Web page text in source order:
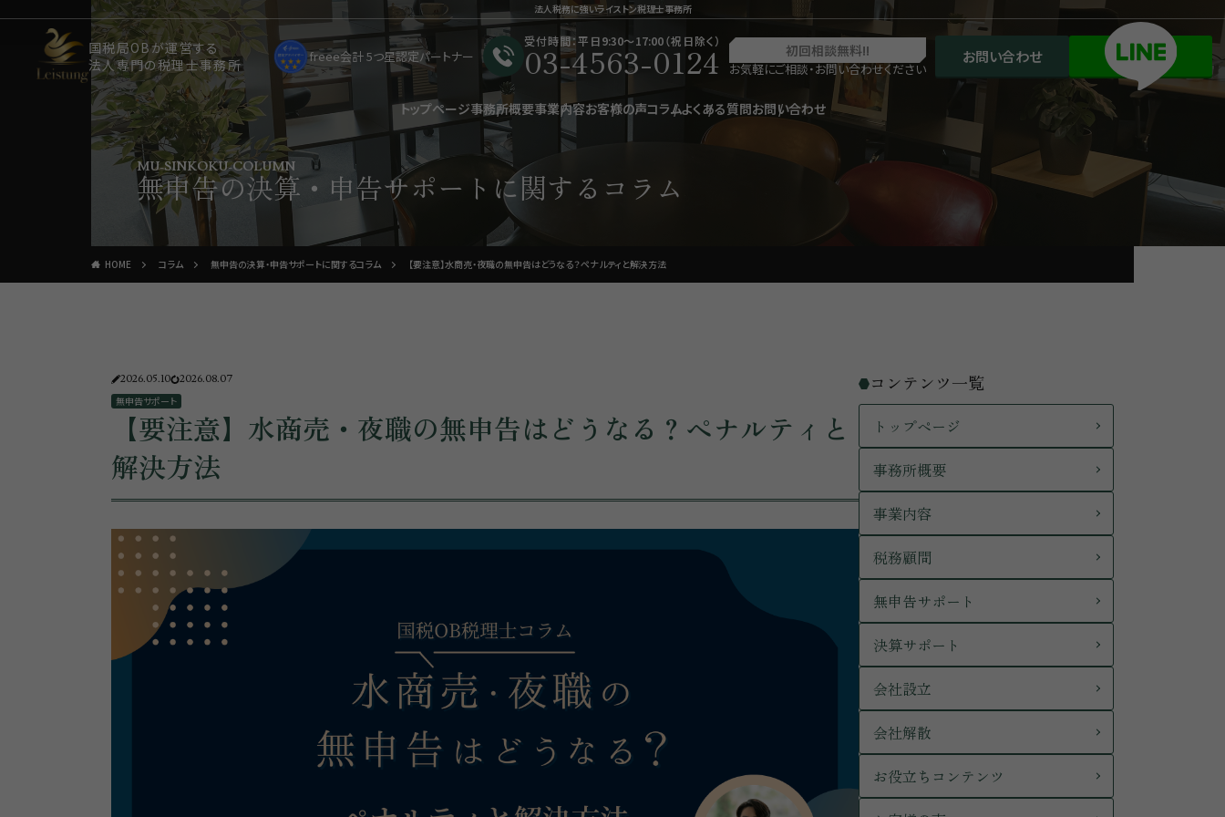
法人税務に強いライストン税理士事務所
国税局OBが運営する
法人専門の税理士事務所
freee会計 5つ星認定パートナー
受付時間：平日9:30〜17:00（祝日除く）
03-4563-0124 初回相談無料!!
お気軽にご相談・お問い合わせください
お問い合わせ
トップページ事務所概要事業内容お客様の声コラムよくある質問お問い合わせ
MU-SINKOKU-COLUMN
無申告の決算・申告サポートに関するコラム
HOME コラム 無申告の決算・申告サポートに関するコラム 【要注意】水商売・夜職の無申告はどうなる？ペナルティと解決方法
2026.05.10
2026.08.07
無申告サポート
【要注意】水商売・夜職の無申告はどうなる？ペナルティと
解決方法
コンテンツ一覧
トップページ
事務所概要
事業内容
税務顧問
無申告サポート
決算サポート
会社設立
会社解散
お役立ちコンテンツ